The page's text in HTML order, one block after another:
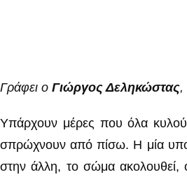
Γράφει ο Γιώργος Δεληκώστας,
Υπάρχουν μέρες που όλα
σπρώχνουν από πίσω. Η μία
στην άλλη, το σώμα ακολουθεί,